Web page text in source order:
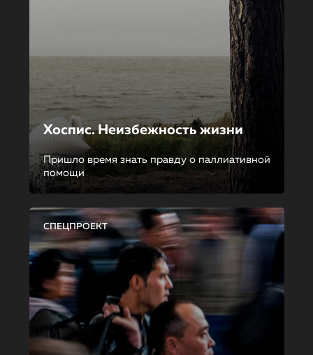
Хоспис. Неизбежность жизни
Пришло время знать правду о паллиативной
помощи
СПЕЦПРОЕКТ